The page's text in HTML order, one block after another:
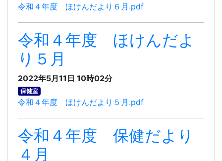
令和４年度 ほけんだより６月.pdf
令和４年度 ほけんだよ
り５月
2022年5月11日 10時02分
保健室
令和４年度 ほけんだより５月.pdf
令和４年度 保健だより
４月